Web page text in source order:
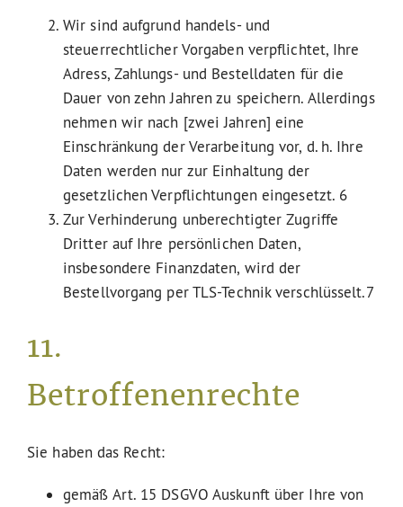
Wir sind aufgrund handels- und
steuerrechtlicher Vorgaben verpflichtet, Ihre
Adress, Zahlungs- und Bestelldaten für die
Dauer von zehn Jahren zu speichern. Allerdings
nehmen wir nach [zwei Jahren] eine
Einschränkung der Verarbeitung vor, d. h. Ihre
Daten werden nur zur Einhaltung der
gesetzlichen Verpflichtungen eingesetzt. 6
Zur Verhinderung unberechtigter Zugriffe
Dritter auf Ihre persönlichen Daten,
insbesondere Finanzdaten, wird der
Bestellvorgang per TLS-Technik verschlüsselt.7
11.
Betroffenenrechte
Sie haben das Recht:
gemäß Art. 15 DSGVO Auskunft über Ihre von